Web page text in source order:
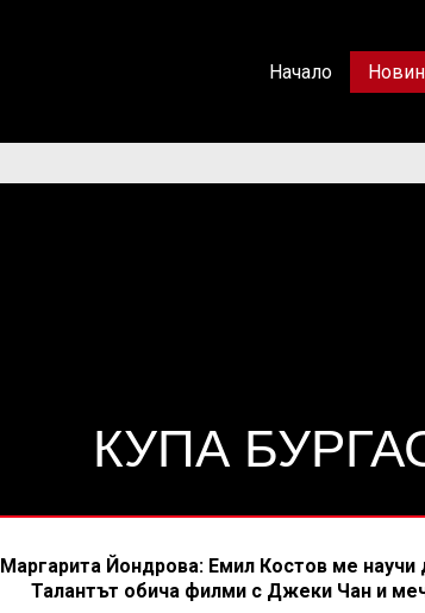
Начало
КУПА
Маргарита Йондрова: Емил Костов ме
Талантът обича филми с Джеки Чан и